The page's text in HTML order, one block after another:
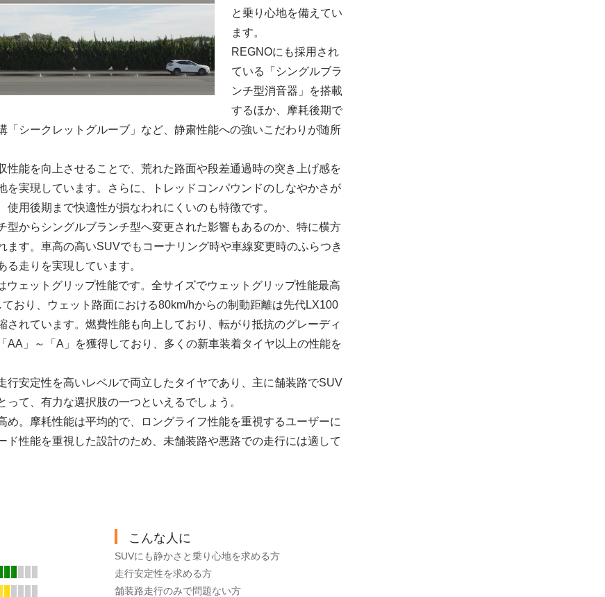
と乗り心地を備えてい
ます。
REGNOにも採用され
ている「シングルブラ
ンチ型消音器」を搭載
するほか、摩耗後期で
「シークレットグルーブ」など、静粛性能への強いこだわりが随所
性能を向上させることで、荒れた路面や段差通過時の突き上げ感を
を実現しています。さらに、トレッドコンパウンドのしなやかさが
使用後期まで快適性が損なわれにくいのも特徴です。
型からシングルブランチ型へ変更された影響もあるのか、特に横方
ます。車高の高いSUVでもコーナリング時や車線変更時のふらつき
る走りを実現しています。
ウェットグリップ性能です。全サイズでウェットグリップ性能最高
おり、ウェット路面における80km/hからの制動距離は先代LX100
されています。燃費性能も向上しており、転がり抵抗のグレーディ
AA」～「A」を獲得しており、多くの新車装着タイヤ以上の性能を
行安定性を高いレベルで両立したタイヤであり、主に舗装路でSUV
って、有力な選択肢の一つといえるでしょう。
め。摩耗性能は平均的で、ロングライフ性能を重視するユーザーに
ド性能を重視した設計のため、未舗装路や悪路での走行には適して
こんな人に
SUVにも静かさと乗り心地を求める方
走行安定性を求める方
舗装路走行のみで問題ない方